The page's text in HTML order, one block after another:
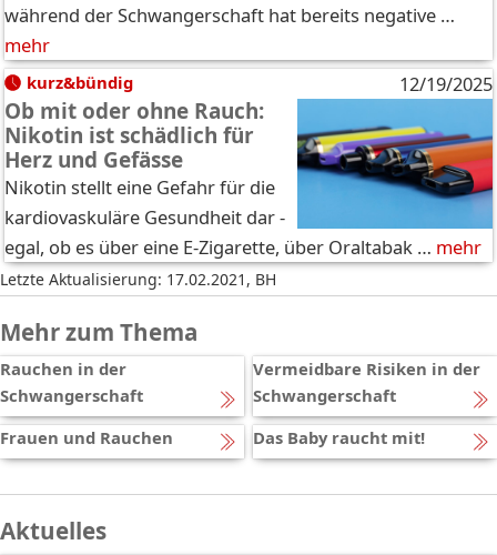
während der Schwangerschaft hat bereits negative …
mehr
kurz&bündig 12/19/2025
Ob mit oder ohne Rauch:
Nikotin ist schädlich für
Herz und Gefässe
Nikotin stellt eine Gefahr für die
kardiovaskuläre Gesundheit dar -
egal, ob es über eine E-Zigarette, über Oraltabak … mehr
Letzte Aktualisierung: 17.02.2021 , BH
Mehr zum Thema
Rauchen in der
Schwangerschaft
Vermeidbare Risiken in der
Schwangerschaft
Frauen und Rauchen
Das Baby raucht mit!
Aktuelles